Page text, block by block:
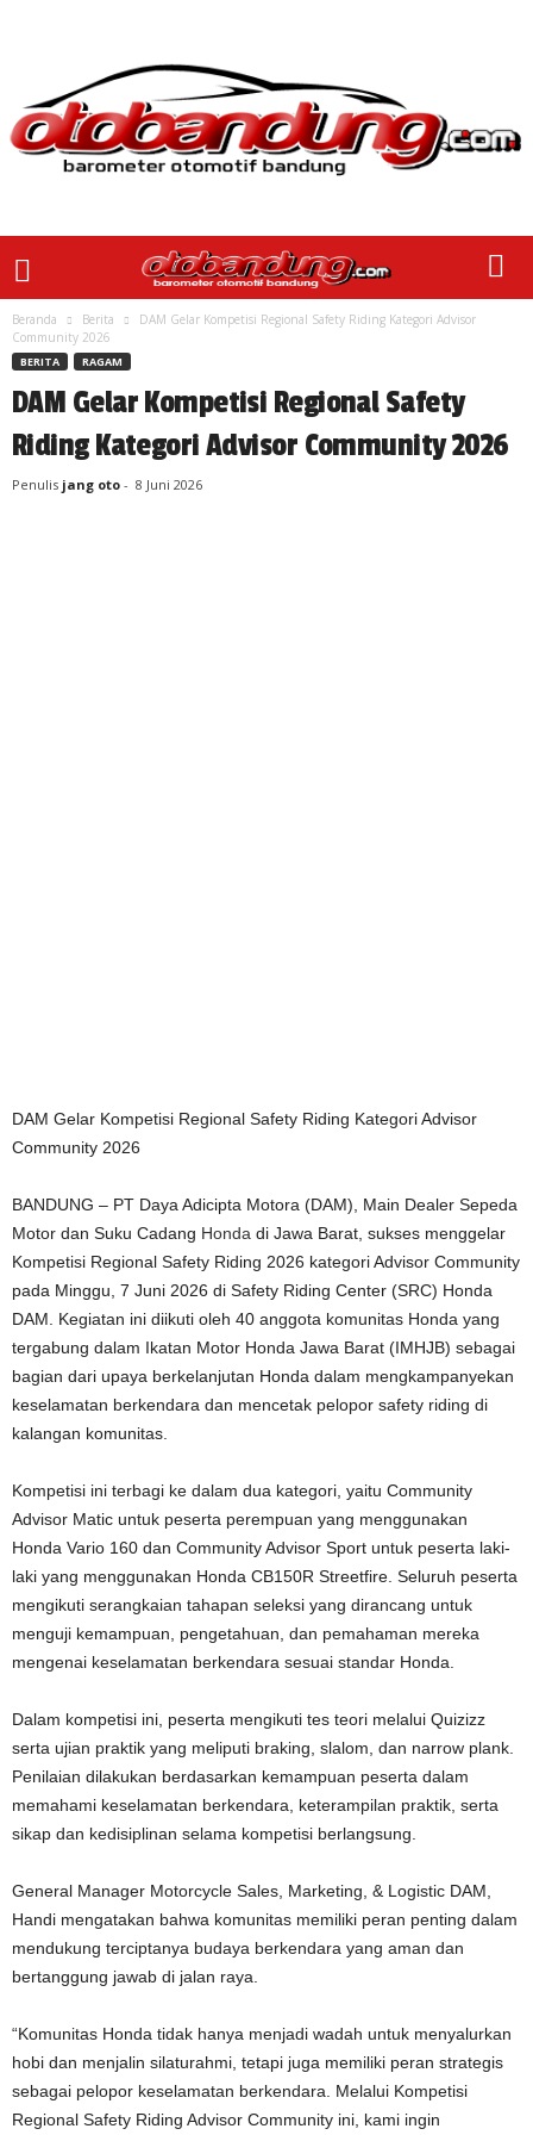
Beranda Berita
DAM Gelar Kompetisi Regional Safety Riding Kategori Advisor
Community 2026
BERITA RAGAM
DAM Gelar Kompetisi Regional Safety
Riding Kategori Advisor Community 2026
Penulis jang oto - 8 Juni 2026
DAM Gelar Kompetisi Regional Safety Riding Kategori Advisor
Community 2026
BANDUNG – PT Daya Adicipta Motora (DAM), Main Dealer Sepeda
Motor dan Suku Cadang Honda di Jawa Barat, sukses menggelar
Kompetisi Regional Safety Riding 2026 kategori Advisor Community
pada Minggu, 7 Juni 2026 di Safety Riding Center (SRC) Honda
DAM. Kegiatan ini diikuti oleh 40 anggota komunitas Honda yang
tergabung dalam Ikatan Motor Honda Jawa Barat (IMHJB) sebagai
bagian dari upaya berkelanjutan Honda dalam mengkampanyekan
keselamatan berkendara dan mencetak pelopor safety riding di
kalangan komunitas.
Kompetisi ini terbagi ke dalam dua kategori, yaitu Community
Advisor Matic untuk peserta perempuan yang menggunakan
Honda Vario 160 dan Community Advisor Sport untuk peserta laki-
laki yang menggunakan Honda CB150R Streetfire. Seluruh peserta
mengikuti serangkaian tahapan seleksi yang dirancang untuk
menguji kemampuan, pengetahuan, dan pemahaman mereka
mengenai keselamatan berkendara sesuai standar Honda.
Dalam kompetisi ini, peserta mengikuti tes teori melalui Quizizz
serta ujian praktik yang meliputi braking, slalom, dan narrow plank.
Penilaian dilakukan berdasarkan kemampuan peserta dalam
memahami keselamatan berkendara, keterampilan praktik, serta
sikap dan kedisiplinan selama kompetisi berlangsung.
General Manager Motorcycle Sales, Marketing, & Logistic DAM,
Handi mengatakan bahwa komunitas memiliki peran penting dalam
mendukung terciptanya budaya berkendara yang aman dan
bertanggung jawab di jalan raya.
“Komunitas Honda tidak hanya menjadi wadah untuk menyalurkan
hobi dan menjalin silaturahmi, tetapi juga memiliki peran strategis
sebagai pelopor keselamatan berkendara. Melalui Kompetisi
Regional Safety Riding Advisor Community ini, kami ingin